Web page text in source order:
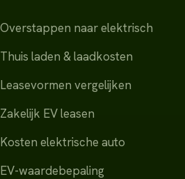
Overstappen naar elektrisch
Thuis laden & laadkosten
Leasevormen vergelijken
Zakelijk EV leasen
Kosten elektrische auto
EV-waardebepaling